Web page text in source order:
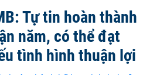
Tự tin hoàn thành
năm, có thể đạt
tình hình thuận lợi